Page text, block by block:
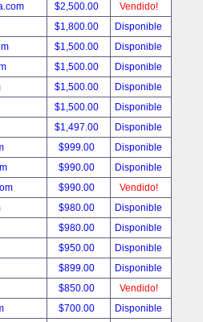
$2,500.00
Vendido!
$1,800.00
Disponible
$1,500.00
Disponible
$1,500.00
Disponible
$1,500.00
Disponible
$1,500.00
Disponible
$1,497.00
Disponible
$999.00
Disponible
$990.00
Disponible
$990.00
Vendido!
$980.00
Disponible
$980.00
Disponible
$950.00
Disponible
$899.00
Disponible
$850.00
Vendido!
$700.00
Disponible